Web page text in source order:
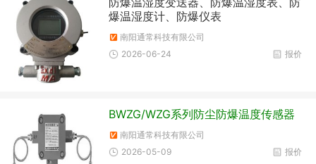
爆温湿度计、防爆仪表
南阳通常科技有限公司
报价
2026-06-24
BWZG/WZG系列防尘防爆温度传感器
南阳通常科技有限公司
报价
2026-05-09